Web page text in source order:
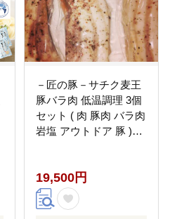
－匠の豚－サチク麦王
豚バラ肉 低温調理 3個
セット ( 肉 豚肉 バラ肉
岩塩 アウトドア 豚 )
19,500円